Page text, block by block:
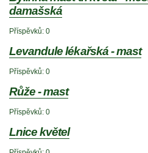
damašská
Příspěvků: 0
Levandule lékařská - mast
Příspěvků: 0
Růže - mast
Příspěvků: 0
Lnice květel